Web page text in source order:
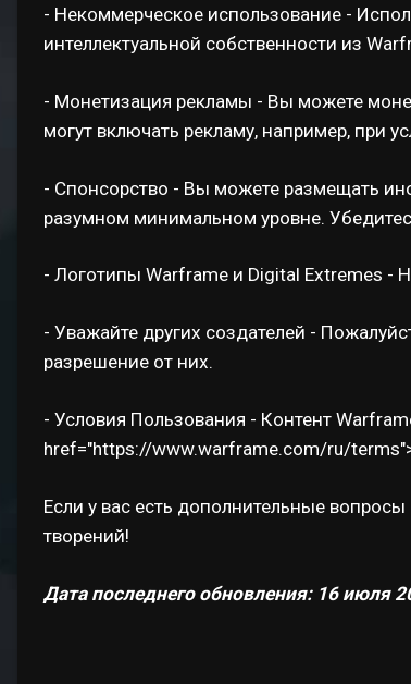
- Некоммерческое использование -
интеллектуальной собственности из
- Монетизация рекламы - Вы можете
могут включать рекламу, например, при
- Спонсорство - Вы можете размещать
разумном минимальном уровне.
- Логотипы Warframe и Digital Extremes -
- Уважайте других создателей -
разрешение от них.
- Условия Пользования - Контент
href="https://www.warframe.com/ru/
Если у вас есть дополнительные
творений!
Дата последнего обновления: 16 июля